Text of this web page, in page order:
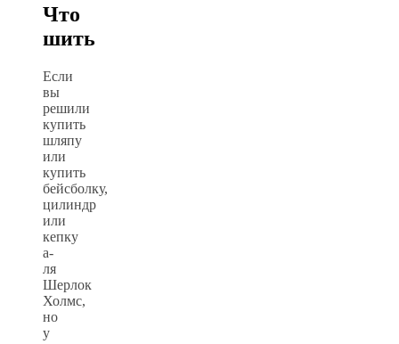
Что
шить
Если
вы
решили
купить
шляпу
или
купить
бейсболку,
цилиндр
или
кепку
а-
ля
Шерлок
Холмс,
но
у